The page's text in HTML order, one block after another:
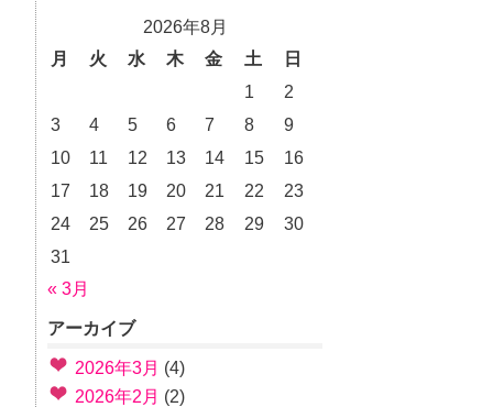
2026年8月
月
火 水 木 金 土
日
1
2
3
4 5 6 7 8
9
10
11 12 13 14 15
16
17
18 19 20 21 22
23
24
25 26 27 28 29
30
31
« 3月
アーカイブ
2026年3月 (4)
2026年2月 (2)